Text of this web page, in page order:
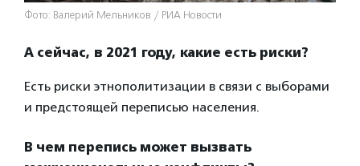
Фото: Валерий Мельников / РИА Новости
А сейчас, в 2021 году, какие есть риски?
Есть риски этнополитизации в связи с выборами
и предстоящей переписью населения.
В чем перепись может вызвать